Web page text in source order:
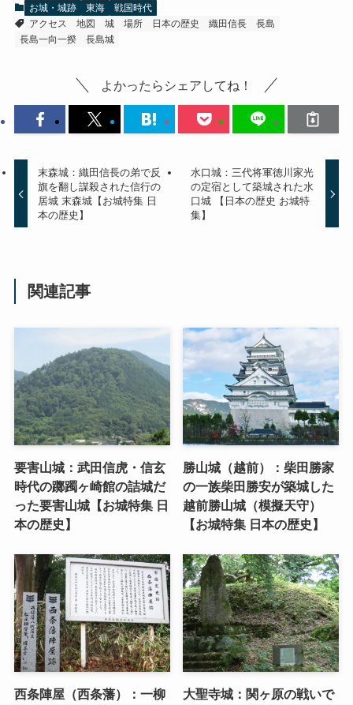
お城・城跡 東海
戦国時代
アクセス
地図 城 場所 日本の歴史 織田信長
長島
長島一向一揆
長島城
よかったらシェアしてね！
末森城：織田信長の弟で反
旗を翻し謀殺された信行の
居城 末森城【お城特集 日
本の歴史】
水口城：三代将軍徳川家光
の定宿として築城された水
口城 【日本の歴史 お城特
集】
関連記事
要害山城：武田信虎・信玄
時代の躑躅ヶ崎館の詰城だ
った要害山城【お城特集 日
本の歴史】
勝山城（越前）：柴田勝家
の一族柴田勝安が築城した
越前勝山城（模擬天守）
【お城特集 日本の歴史】
西条陣屋（西条藩）：一柳
大聖寺城：関ヶ原の戦いで